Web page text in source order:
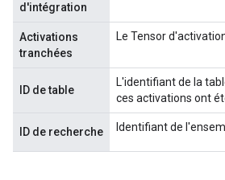
d'intégration
Activations
tranchées
Le Tensor
ID de table
L'identifiant de la
ces activations ont
ID de recherche Identifiant de